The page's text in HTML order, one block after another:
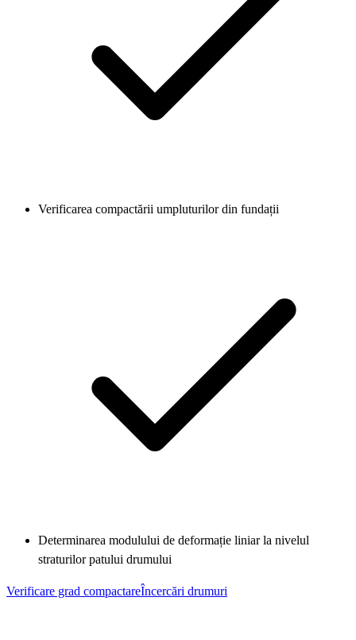
Verificarea compactării umpluturilor din fundații
Determinarea modulului de deformație liniar la nivelul
straturilor patului drumului
Verificare grad compactareÎncercări drumuri